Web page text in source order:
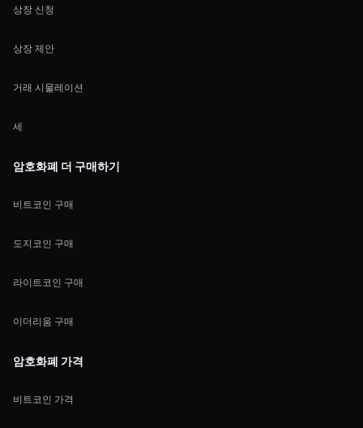
상장 신청
상장 제안
거래 시물레이션
세
암호화폐 더 구매하기
비트코인 구매
도지코인 구매
라이트코인 구매
이더리움 구매
암호화폐 가격
비트코인 가격